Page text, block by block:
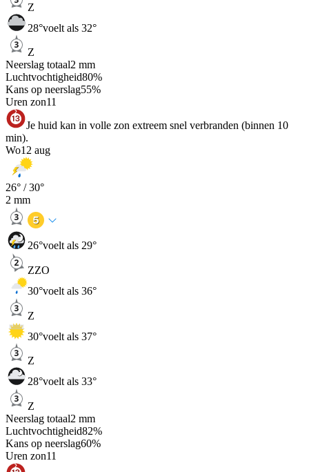
Z
28°voelt als 32°
Z
Neerslag totaal2 mm
Luchtvochtigheid80%
Kans op neerslag55%
Uren zon11
Je huid kan in volle zon extreem snel verbranden (binnen 10
min).
Wo12 aug
26° /30°
2 mm
26°voelt als 29°
ZZO
30°voelt als 36°
Z
30°voelt als 37°
Z
28°voelt als 33°
Z
Neerslag totaal2 mm
Luchtvochtigheid82%
Kans op neerslag60%
Uren zon11